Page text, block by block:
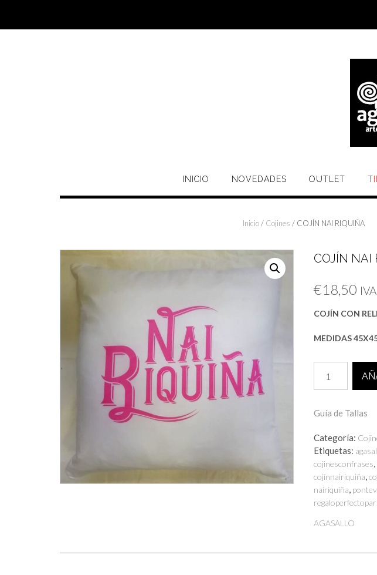
contenido
INICIO NOVEDADES OUTLET
Inicio/ Cojines / COJÍN NAI RIQUIÑA
COJÍN NAI
€18,50
COJÍN CON
MEDIDAS
NAI
RIQUIÑA
Guía de Tallas
Categoría:
Etiquetas:
cojinesconfrases,
cojínnairiquiña,
nairiquiña,
AGASALLO